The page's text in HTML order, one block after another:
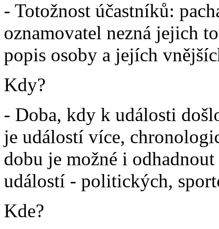
- Totožnost účastníků:
oznamovatel nezná jejich
popis osoby a jejích
Kdy?
- Doba, kdy k události
je událostí více,
dobu je možné i
událostí - politických,
Kde?